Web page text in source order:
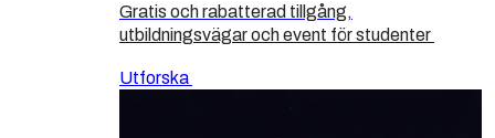
Gratis och rabatterad tillgång,
utbildningsvägar och event för studenter
Utforska